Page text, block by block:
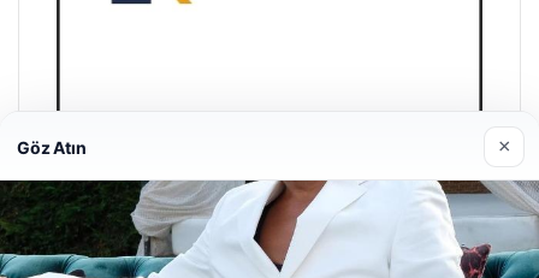
Enes Kaplan Avukatlık Bürosu
28/04/2026
Göz Atın ×